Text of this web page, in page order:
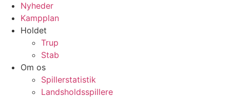
Nyheder
Kampplan
Holdet
Trup
Stab
Om os
Spillerstatistik
Landsholdsspillere